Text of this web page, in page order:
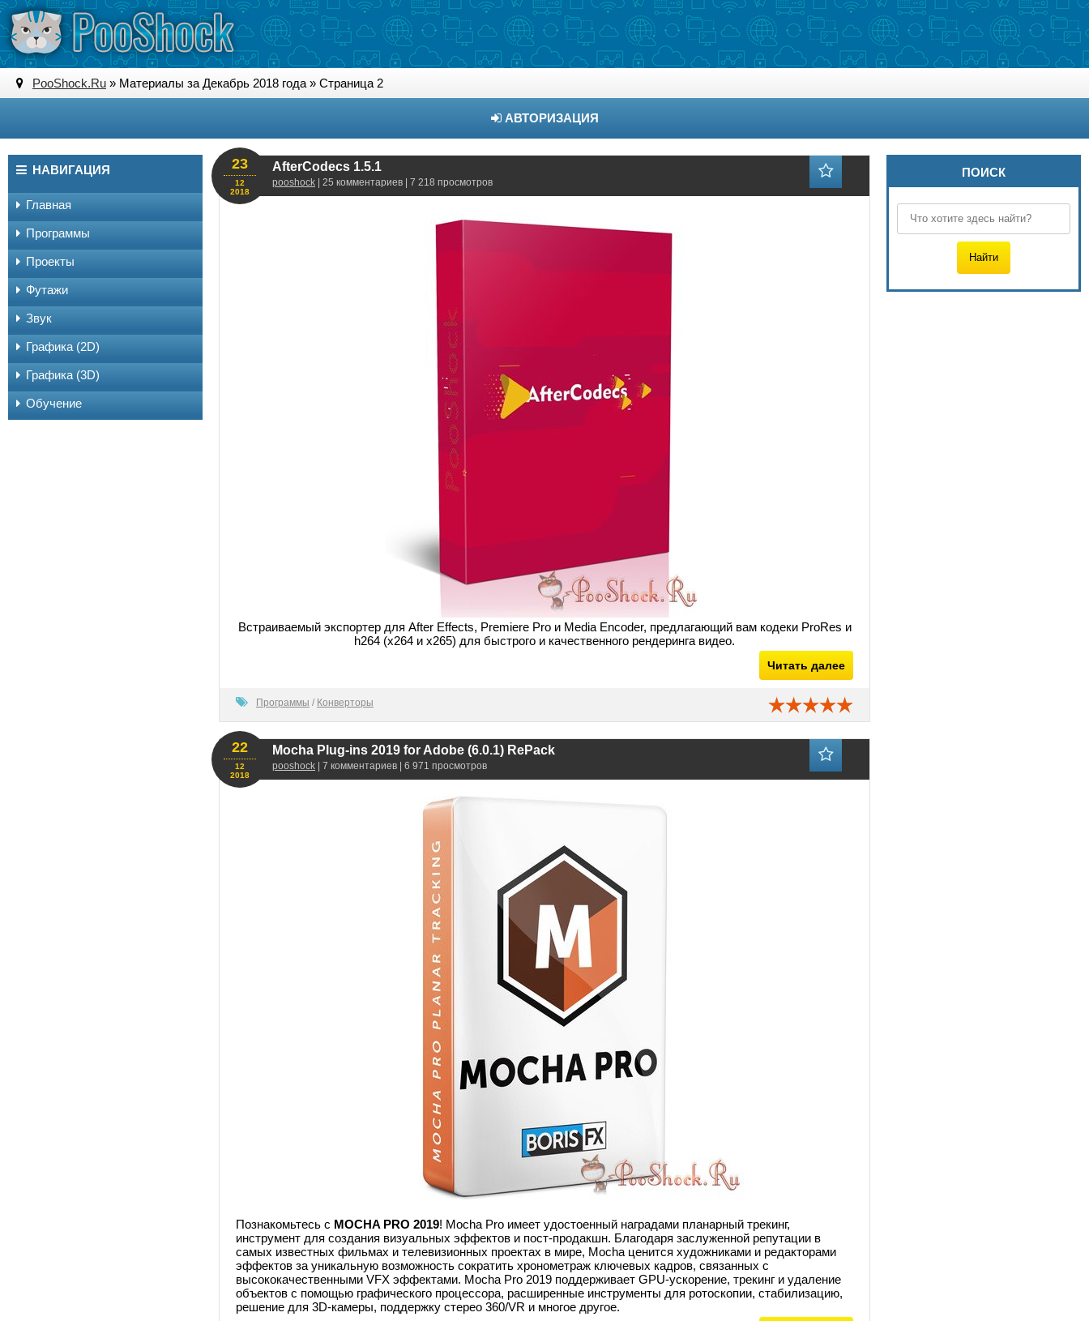
PooShock.Ru » Материалы за Декабрь 2018 года » Страница 2
АВТОРИЗАЦИЯ
AfterCodecs 1.5.1
pooshock | 25 комментариев | 7 218 просмотров
23
12
2018
Встраиваемый экспортер для After Effects, Premiere Pro и Media Encoder, предлагающий вам кодеки ProRes и
h264 (x264 и x265) для быстрого и качественного рендеринга видео.
Читать далее
Программы / Конверторы
Mocha Plug-ins 2019 for Adobe (6.0.1) RePack
pooshock | 7 комментариев | 6 971 просмотров
22
12
2018
Познакомьтесь с MOCHA PRO 2019! Mocha Pro имеет удостоенный наградами планарный трекинг,
инструмент для создания визуальных эффектов и пост-продакшн. Благодаря заслуженной репутации в
самых известных фильмах и телевизионных проектах в мире, Mocha ценится художниками и редакторами
эффектов за уникальную возможность сократить хронометраж ключевых кадров, связанных с
высококачественными VFX эффектами. Mocha Pro 2019 поддерживает GPU-ускорение, трекинг и удаление
объектов с помощью графического процессора, расширенные инструменты для ротоскопии, стабилизацию,
решение для 3D-камеры, поддержку стерео 360/VR и многое другое.
НАВИГАЦИЯ
Главная
Программы
Проекты
Футажи
Звук
Графика (2D)
Графика (3D)
Обучение
ПОИСК